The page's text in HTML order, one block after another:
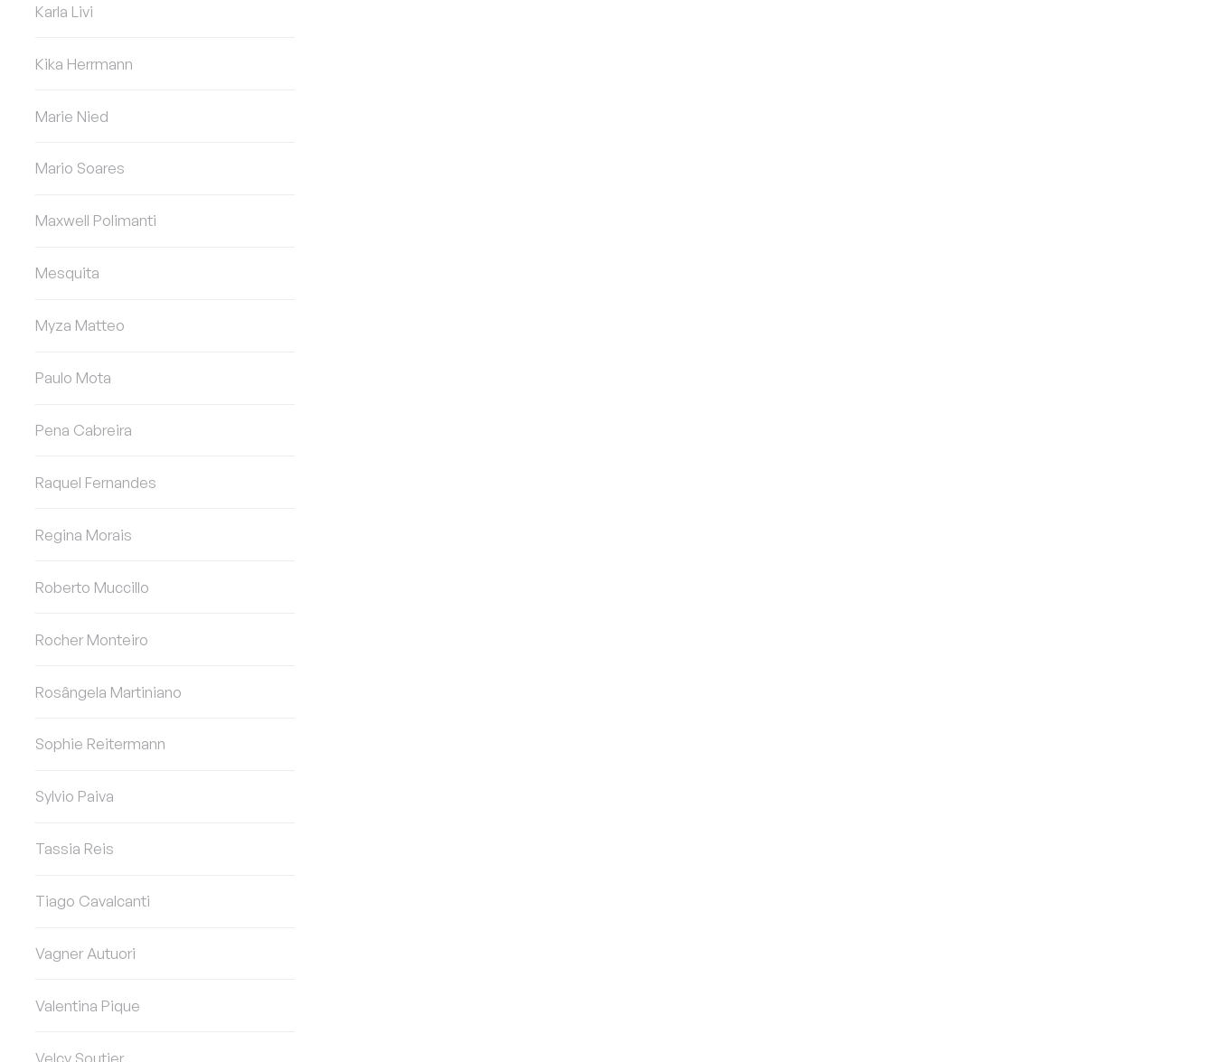
Karla Livi
Kika Herrmann
Marie Nied
Mario Soares
Maxwell Polimanti
Mesquita
Myza Matteo
Paulo Mota
Pena Cabreira
Raquel Fernandes
Regina Morais
Roberto Muccillo
Rocher Monteiro
Rosângela Martiniano
Sophie Reitermann
Sylvio Paiva
Tassia Reis
Tiago Cavalcanti
Vagner Autuori
Valentina Pique
Velcy Soutier